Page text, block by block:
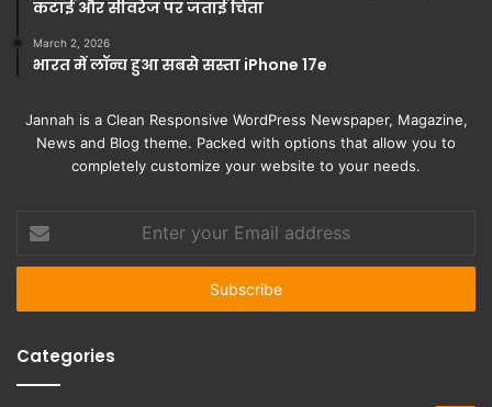
कटाई और सीवरेज पर जताई चिंता
March 2, 2026
भारत में लॉन्च हुआ सबसे सस्ता iPhone 17e
Jannah is a Clean Responsive WordPress Newspaper, Magazine,
News and Blog theme. Packed with options that allow you to
completely customize your website to your needs.
your
Email
Categories